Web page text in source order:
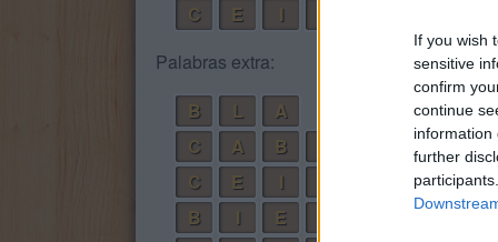
If you wish
sensitive
confirm
continue
information
further
C
E
Palabras extra:
B
L
A
C
A B
C
E
B
E